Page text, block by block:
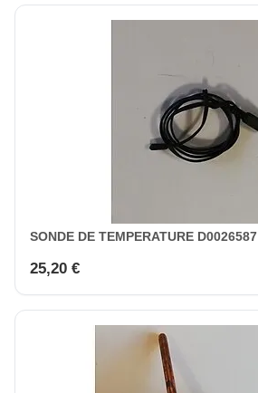
SONDE DE TEMPERATURE D0026587
25,20 €